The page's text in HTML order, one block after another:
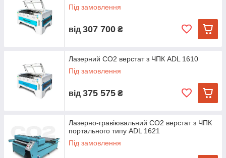
Під замовлення
від 307 700 ₴
Лазерний CO2 верстат з ЧПК ADL 1610
Під замовлення
від 375 575 ₴
Лазерно-гравіювальний CO2 верстат з ЧПК
портального типу ADL 1621
Під замовлення